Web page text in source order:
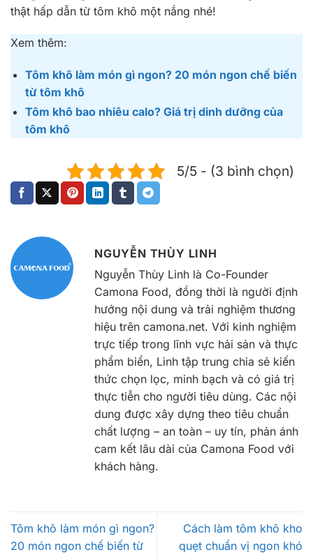
thật hấp dẫn từ tôm khô một nắng nhé!
Xem thêm:
Tôm khô làm món gì ngon? 20 món ngon chế biến
từ tôm khô
Tôm khô bao nhiêu calo? Giá trị dinh dưỡng của
tôm khô
5/5 - (3 bình chọn)
NGUYỄN THÙY LINH
Nguyễn Thùy Linh là Co-Founder
Camona Food, đồng thời là người định
hướng nội dung và trải nghiệm thương
hiệu trên camona.net. Với kinh nghiệm
trực tiếp trong lĩnh vực hải sản và thực
phẩm biển, Linh tập trung chia sẻ kiến
thức chọn lọc, minh bạch và có giá trị
thực tiễn cho người tiêu dùng. Các nội
dung được xây dựng theo tiêu chuẩn
chất lượng – an toàn – uy tín, phản ánh
cam kết lâu dài của Camona Food với
khách hàng.
Tôm khô làm món gì ngon?
20 món ngon chế biến từ
Cách làm tôm khô kho
quẹt chuẩn vị ngon khó